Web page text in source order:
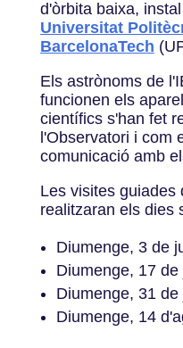
d'òrbita baixa,
Universitat
BarcelonaTech
Els astrònoms de
funcionen els
científics s'han fet
l'Observatori i com
comunicació amb
Les visites guiades
realitzaran els dies
Diumenge, 3 de
Diumenge, 17
Diumenge, 31
Diumenge, 14